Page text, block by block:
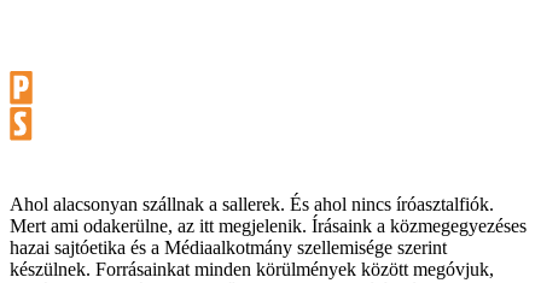
Ahol alacsonyan szállnak a sallerek. És ahol nincs íróasztalfiók.
Mert ami odakerülne, az itt megjelenik. Írásaink a közmegegyezéses
hazai sajtóetika és a Médiaalkotmány szellemisége szerint
készülnek. Forrásainkat minden körülmények között megóvjuk,